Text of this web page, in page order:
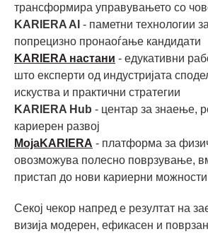
трансформира управувањето со
KARIERA AI - паметни технологии
попрецизно пронаоѓање кандидати
KARIERA настани - eдукативни
што експерти од индустријата
искуства и практични стратегии
KARIERA Hub - центар за знаење,
кариерен развој
MojaKARIERA - платформа за
овозможува полесно поврзување,
пристап до нови кариерни можности
Секој чекор напред е резултат на
визија модерен, ефикасен и